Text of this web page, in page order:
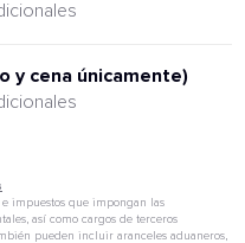
y cena únicamente)
impuestos que impongan las
así como cargos de terceros
pueden incluir aranceles aduaneros,